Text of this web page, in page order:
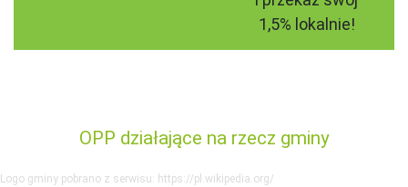
1,5% lokalnie!
OPP działające na rzecz gminy
Logo gminy pobrano z serwisu: https://pl.wikipedia.org/